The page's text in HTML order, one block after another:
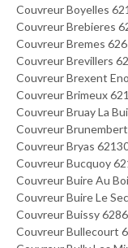
Couvreur Boyelles
Couvreur Brebieres
Couvreur Bremes
Couvreur Brevillers
Couvreur Brexent
Couvreur Brimeux
Couvreur Bruay La
Couvreur
Couvreur Bryas
Couvreur Bucquoy
Couvreur Buire Au
Couvreur Buire Le
Couvreur Buissy
Couvreur Bullecourt